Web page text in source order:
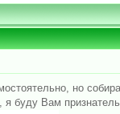
но
буду Вам